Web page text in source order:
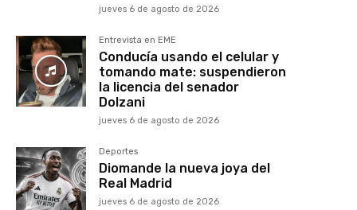
jueves 6 de agosto de 2026
Entrevista en EME
Conducía usando el celular y
tomando mate: suspendieron
la licencia del senador
Dolzani
jueves 6 de agosto de 2026
Deportes
Diomande la nueva joya del
Real Madrid
jueves 6 de agosto de 2026